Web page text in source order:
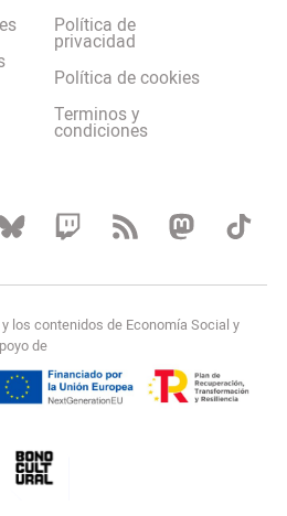
Política de
privacidad
Política de cookies
Terminos y
condiciones
los contenidos de Economía Social y
de